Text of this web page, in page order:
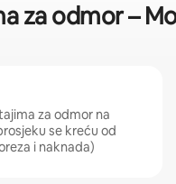
za odmor –
za odmor na
se kreću od
i naknada)